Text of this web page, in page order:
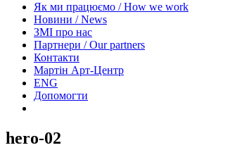
Як ми працюємо / How we work
Новини / News
ЗМІ про нас
Партнери / Our partners
Контакти
Mартін Арт-Центр
ENG
Допомогти
hero-02